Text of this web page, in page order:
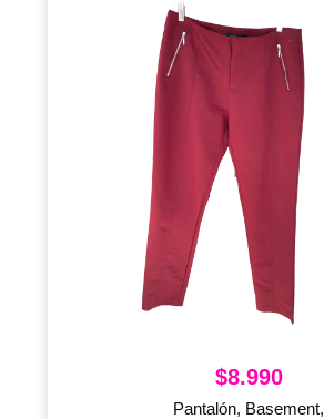
$8.990
Pantalón, Basement,